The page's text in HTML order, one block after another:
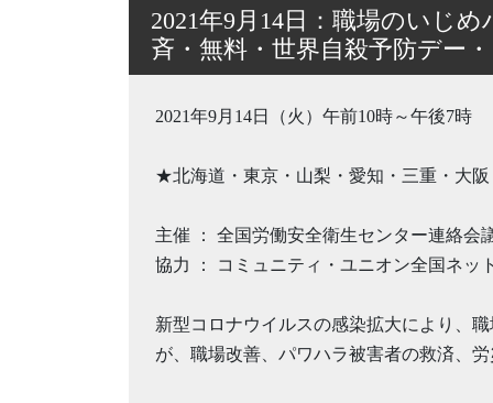
2021年9月14日：職場のいじ
斉・無料・世界自殺予防デー
2021年9月14日（火）午前10時～午後7時
★北海道・東京・山梨・愛知・三重・大
主催 ： 全国労働安全衛生センター連絡会
協力 ： コミュニティ・ユニオン全国ネッ
新型コロナウイルスの感染拡大により、
が、職場改善、パワハラ被害者の救済、労